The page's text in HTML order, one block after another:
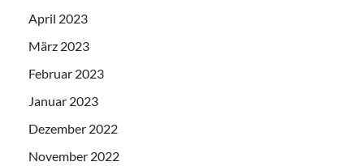
April 2023
März 2023
Februar 2023
Januar 2023
Dezember 2022
November 2022